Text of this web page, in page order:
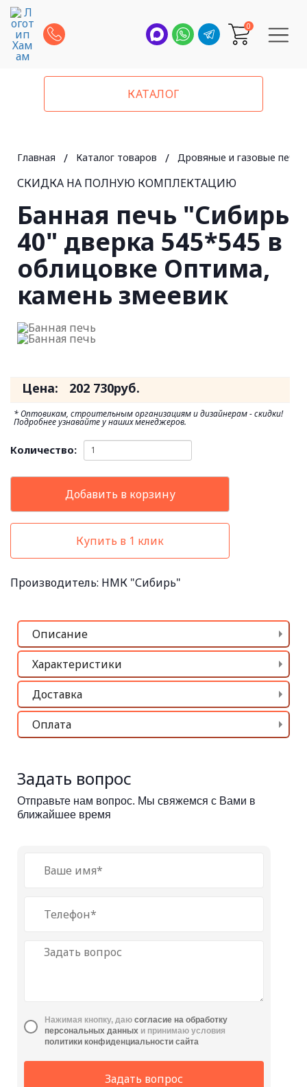
0
КАТАЛОГ
Главная / Каталог товаров / Дровяные и газовые печи
СКИДКА НА ПОЛНУЮ КОМПЛЕКТАЦИЮ
Банная печь "Сибирь
40" дверка 545*545 в
облицовке Оптима,
камень змеевик
Цена: 202 730руб.
* Оптовикам, строительным организациям и дизайнерам - скидки!
Подробнее узнавайте у наших менеджеров.
Количество:
Добавить в корзину
Купить в 1 клик
Производитель: НМК "Сибирь"
Описание
Характеристики
Доставка
Оплата
Задать вопрос
Отправьте нам вопрос. Мы свяжемся с Вами в
ближайшее время
Нажимая кнопку, даю cогласие на обработку
персональных данных и принимаю условия
политики конфиденциальности сайта
Задать вопрос